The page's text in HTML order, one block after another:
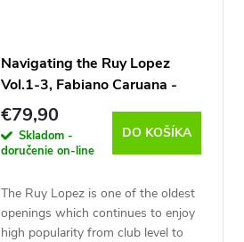
Navigating the Ruy Lopez
Vol.1-3, Fabiano Caruana -
verzia na stiahnutie (anglicky)
€79,90
Skladom -
doručenie on-line
DO KOŠÍKA
The Ruy Lopez is one of the oldest
openings which continues to enjoy
high popularity from club level to